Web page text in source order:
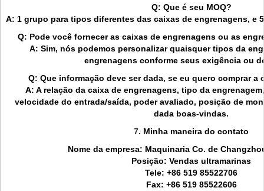
Q: Que é seu MOQ?
A: 1 grupo para tipos diferentes das caixas de engrenagens, e
Q: Pode você fornecer as caixas de engrenagens ou as
A: Sim, nós podemos personalizar quaisquer tipos da
engrenagens conforme seus exigência ou
Q: Que informação deve ser dada, se eu quero comprar a
A: A relação da caixa de engrenagens, tipo da
velocidade do entrada/saída, poder avaliado, posição de
dada boas-vindas.
7. Minha maneira do contato
Nome da empresa: Maquinaria Co. de
Posição: Vendas ultramarinas
Tele: +86 519 85522706
Fax: +86 519 85522606